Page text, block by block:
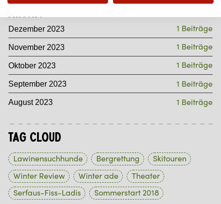
Archiv
Dezember 2023 1 Beiträge
November 2023 1 Beiträge
Oktober 2023 1 Beiträge
September 2023 1 Beiträge
August 2023 1 Beiträge
Tag Cloud
Lawinensuchhunde Bergrettung
Skitouren
Winter Review
Winter ade
Theater
Serfaus-Fiss-Ladis
Sommerstart 2018